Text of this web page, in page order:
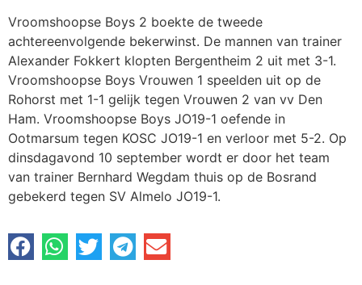
Vroomshoopse Boys 2 boekte de tweede
achtereenvolgende bekerwinst. De mannen van trainer
Alexander Fokkert klopten Bergentheim 2 uit met 3-1.
Vroomshoopse Boys Vrouwen 1 speelden uit op de
Rohorst met 1-1 gelijk tegen Vrouwen 2 van vv Den
Ham. Vroomshoopse Boys JO19-1 oefende in
Ootmarsum tegen KOSC JO19-1 en verloor met 5-2. Op
dinsdagavond 10 september wordt er door het team
van trainer Bernhard Wegdam thuis op de Bosrand
gebekerd tegen SV Almelo JO19-1.